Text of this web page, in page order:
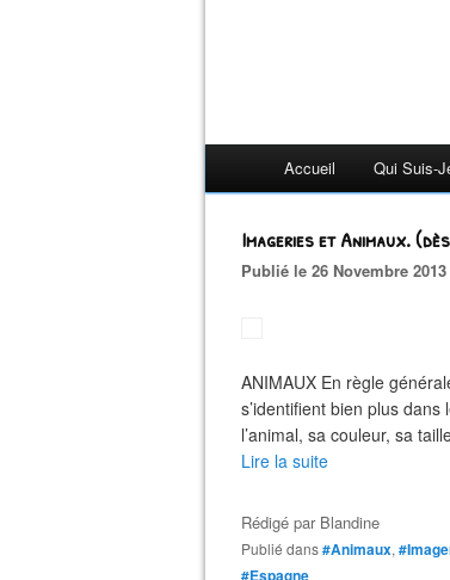
Accueil Qui Suis-
Imageries et Animaux.
Publié le 26 Novembre 2013
ANIMAUX En règle
s’identifient bien plus
l’animal, sa couleur, sa
Lire la suite
Rédigé par Blandine
Publié dans#Animaux,
#Espagne